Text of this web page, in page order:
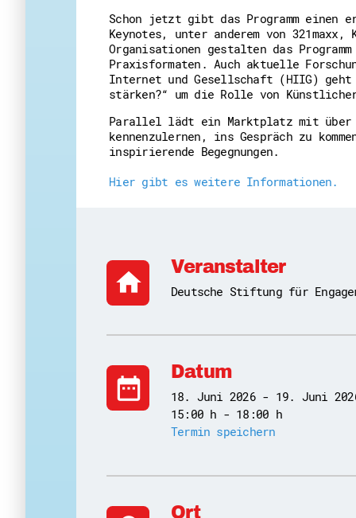
Schon jetzt gibt das Programm
Keynotes, unter anderem von
Organisationen gestalten das
Praxisformaten. Auch aktuelle
Internet und Gesellschaft (HIIG) geht
stärken?“ um die Rolle von
Parallel lädt ein Marktplatz mit über
kennenzulernen, ins Gespräch zu
inspirierende Begegnungen.
Hier gibt es weitere Informationen.
home
Veranstalter
Deutsche Stiftung für
date_range
Datum
18. Juni 2026 - 19. Juni
15:00 h - 18:00 h
Termin speichern
Ort